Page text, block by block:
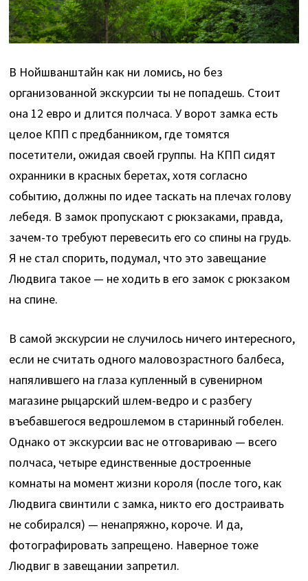
В Нойшванштайн как ни ломись, но без
организованной экскурсии ты не попадешь. Стоит
она 12 евро и длится полчаса. У ворот замка есть
целое КПП с предбанником, где томятся
посетители, ожидая своей группы. На КПП сидят
охранники в красных беретах, хотя согласно
событию, должны по идее таскать на плечах голову
лебедя. В замок пропускают с рюкзаками, правда,
зачем-то требуют перевесить его со спины на грудь.
Я не стал спорить, подумал, что это завещание
Людвига такое — не ходить в его замок с рюкзаком
на спине.
В самой экскурсии не случилось ничего интересного,
если не считать одного маловозрастного балбеса,
напялившего на глаза купленный в сувенирном
магазине рыцарский шлем-ведро и с разбегу
въебавшегося ведрошлемом в старинный гобелен.
Однако от экскурсии вас не отговариваю — всего
полчаса, четыре единственные достроенные
комнаты на момент жизни короля (после того, как
Людвига свинтили с замка, никто его достраивать
не собирался) — ненапряжно, короче. И да,
фотографировать запрещено. Наверное тоже
Людвиг в завещании запретил.